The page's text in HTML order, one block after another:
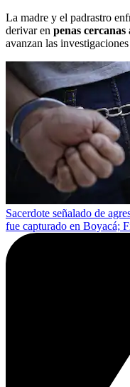
La madre y el padrastro
derivar en penas
avanzan las
Sacerdote señalado de
fue capturado en Boyacá;